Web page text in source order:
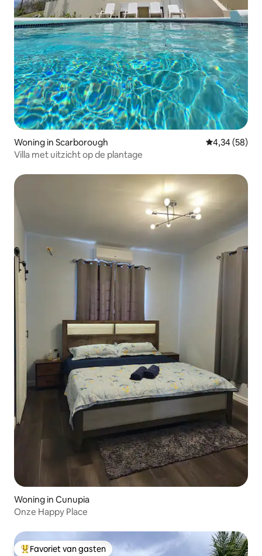
Woning in Scarborough Gemiddelde
4,34 (58)
Villa met uitzicht op de plantage
Woning in Cunupia
Onze Happy Place
Favoriet van gasten